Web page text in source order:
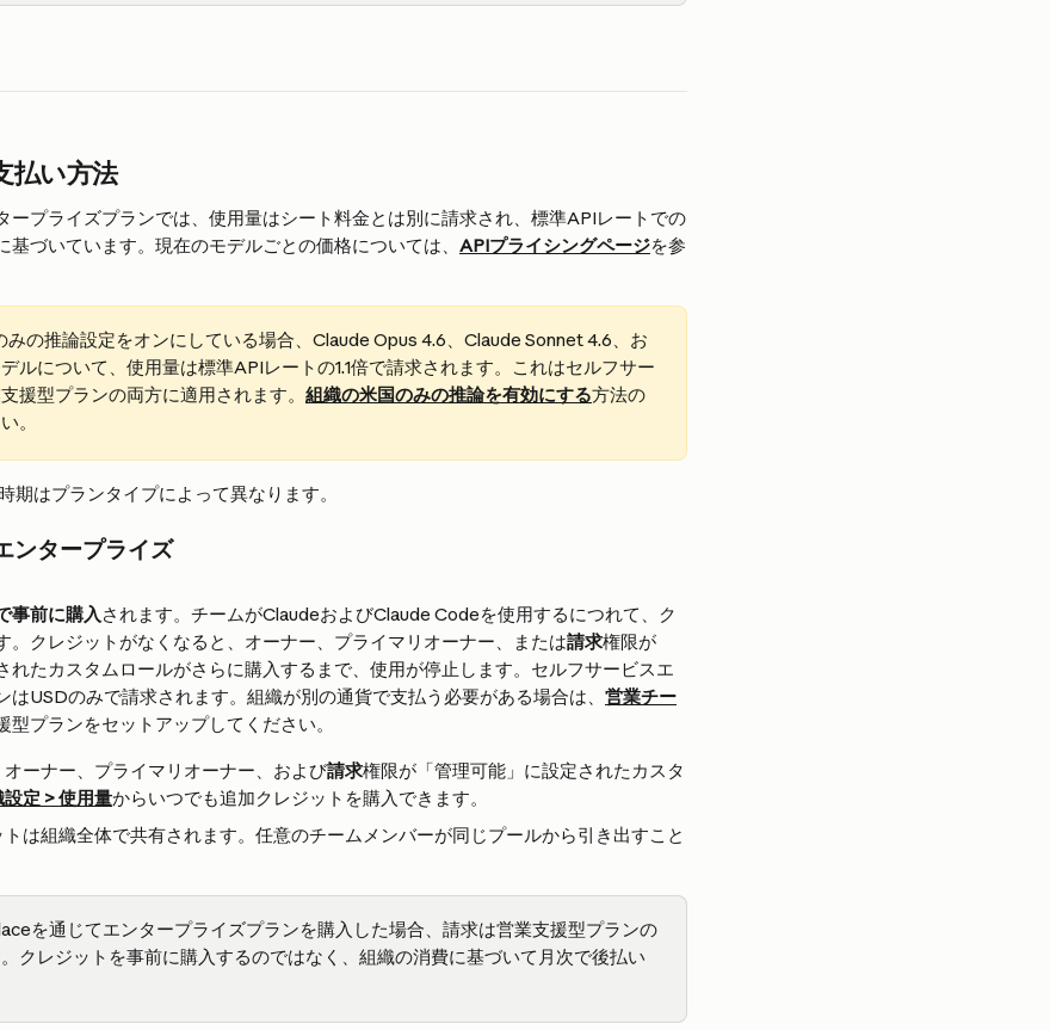
払い方法
ープライズプランでは、使用量はシート料金とは別に請求され、標準APIレートでの
基づいています。現在のモデルごとの価格については、 APIプライシングページを参
みの推論設定をオンにしている場合、Claude Opus 4.6、Claude Sonnet 4.6、お
ルについて、使用量は標準APIレートの1.1倍で請求されます。これはセルフサー
援型プランの両方に適用されます。 組織の米国のみの推論を有効にする方法の
。
期はプランタイプによって異なります。
ンタープライズ
事前に購入されます。チームがClaudeおよびClaude Codeを使用するにつれて、ク
。クレジットがなくなると、オーナー、プライマリオーナー、または請求権限が
れたカスタムロールがさらに購入するまで、使用が停止します。セルフサービスエ
はUSDのみで請求されます。組織が別の通貨で支払う必要がある場合は、 営業チー
型プランをセットアップしてください。
ーナー、プライマリオーナー、および請求権限が「管理可能」に設定されたカスタ
設定 > 使用量からいつでも追加クレジットを購入できます。
は組織全体で共有されます。任意のチームメンバーが同じプールから引き出すこと
を通じてエンタープライズプランを購入した場合、請求は営業支援型プランの
クレジットを事前に購入するのではなく、組織の消費に基づいて月次で後払い